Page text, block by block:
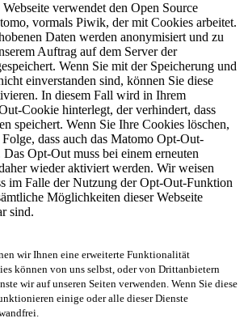
Webseite verwendet den Open Source
vormals Piwik, der mit Cookies arbeitet.
Daten werden anonymisiert und zu
Auftrag auf dem Server der
Wenn Sie mit der Speicherung und
einverstanden sind, können Sie diese
In diesem Fall wird in Ihrem
Cookie hinterlegt, der verhindert, dass
speichert. Wenn Sie Ihre Cookies löschen,
dass auch das Matomo Opt-Out-
Opt-Out muss bei einem erneuten
wieder aktiviert werden. Wir weisen
im Falle der Nutzung der Opt-Out-Funktion
Möglichkeiten dieser Webseite
sind.
wir Ihnen eine erweiterte Funktionalität
können von uns selbst, oder von Drittanbietern
wir auf unseren Seiten verwenden. Wenn Sie diese
einige oder alle dieser Dienste